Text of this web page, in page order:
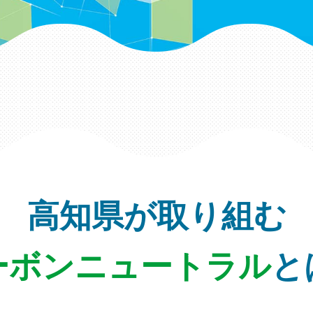
高知県が取り組む
ボンニュートラルと